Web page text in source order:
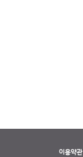
이용약관